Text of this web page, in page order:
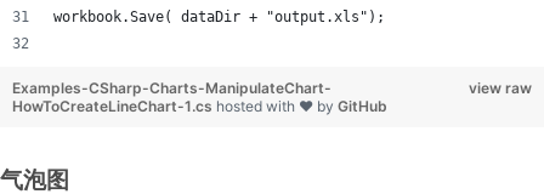
workbook.Save( dataDir + "output.xls");
view raw
Examples-CSharp-Charts-ManipulateChart-
HowToCreateLineChart-1.cs hosted with ❤ by GitHub
气泡图